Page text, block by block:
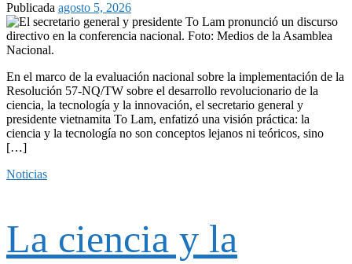
Publicada agosto 5, 2026
En el marco de la evaluación nacional sobre la implementación de la
Resolución 57-NQ/TW sobre el desarrollo revolucionario de la
ciencia, la tecnología y la innovación, el secretario general y
presidente vietnamita To Lam, enfatizó una visión práctica: la
ciencia y la tecnología no son conceptos lejanos ni teóricos, sino
[…]
Noticias
La ciencia y la